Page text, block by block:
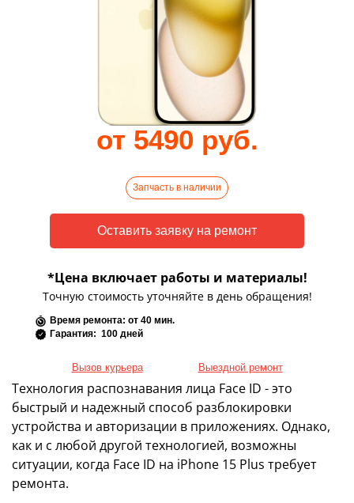
от 5490 руб.
Запчасть в наличии
*Цена включает работы и материалы!
Точную стоимость уточняйте в день обращения!
Время ремонта: от 40 мин.
Гарантия: 100 дней
Вызов курьера Выездной ремонт
Технология распознавания лица Face ID - это
быстрый и надежный способ разблокировки
устройства и авторизации в приложениях. Однако,
как и с любой другой технологией, возможны
ситуации, когда Face ID на iPhone 15 Plus требует
ремонта.